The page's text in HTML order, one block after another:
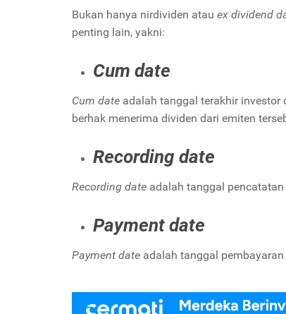
Bukan hanya nirdividen atau ex dividend
penting lain, yakni:
Cum date
Cum date adalah tanggal terakhir
berhak menerima dividen dari emiten
Recording date
Recording date adalah tanggal
Payment date
Payment date adalah tanggal